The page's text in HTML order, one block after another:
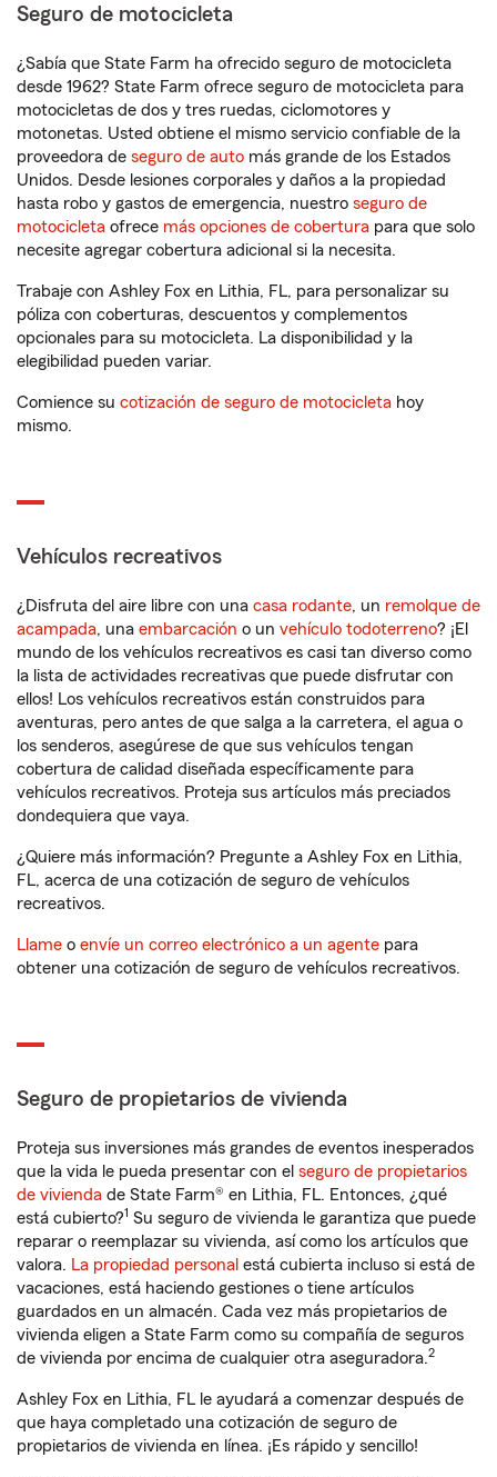
Seguro de motocicleta
¿Sabía que State Farm ha ofrecido seguro de motocicleta
desde 1962? State Farm ofrece seguro de motocicleta para
motocicletas de dos y tres ruedas, ciclomotores y
motonetas. Usted obtiene el mismo servicio confiable de la
proveedora de seguro de auto más grande de los Estados
Unidos. Desde lesiones corporales y daños a la propiedad
hasta robo y gastos de emergencia, nuestro seguro de
motocicleta ofrece más opciones de cobertura para que solo
necesite agregar cobertura adicional si la necesita.
Trabaje con Ashley Fox en Lithia, FL, para personalizar su
póliza con coberturas, descuentos y complementos
opcionales para su motocicleta. La disponibilidad y la
elegibilidad pueden variar.
Comience su cotización de seguro de motocicleta hoy
mismo.
Vehículos recreativos
¿Disfruta del aire libre con una casa rodante, un remolque de
acampada, una embarcación o un vehículo todoterreno? ¡El
mundo de los vehículos recreativos es casi tan diverso como
la lista de actividades recreativas que puede disfrutar con
ellos! Los vehículos recreativos están construidos para
aventuras, pero antes de que salga a la carretera, el agua o
los senderos, asegúrese de que sus vehículos tengan
cobertura de calidad diseñada específicamente para
vehículos recreativos. Proteja sus artículos más preciados
dondequiera que vaya.
¿Quiere más información? Pregunte a Ashley Fox en Lithia,
FL, acerca de una cotización de seguro de vehículos
recreativos.
Llame o envíe un correo electrónico a un agente para
obtener una cotización de seguro de vehículos recreativos.
Seguro de propietarios de vivienda
Proteja sus inversiones más grandes de eventos inesperados
que la vida le pueda presentar con el seguro de propietarios
de vivienda de State Farm® en Lithia, FL. Entonces, ¿qué
está cubierto?1 Su seguro de vivienda le garantiza que puede
reparar o reemplazar su vivienda, así como los artículos que
valora. La propiedad personal está cubierta incluso si está de
vacaciones, está haciendo gestiones o tiene artículos
guardados en un almacén. Cada vez más propietarios de
vivienda eligen a State Farm como su compañía de seguros
de vivienda por encima de cualquier otra aseguradora.2
Ashley Fox en Lithia, FL le ayudará a comenzar después de
que haya completado una cotización de seguro de
propietarios de vivienda en línea. ¡Es rápido y sencillo!